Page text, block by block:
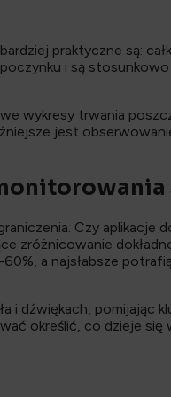
praktyczne są:
i są
wykresy trwania
jest
Czy aplikacje
zróżnicowanie
a najsłabsze
i dźwiękach, pomijając
określić, co dzieje